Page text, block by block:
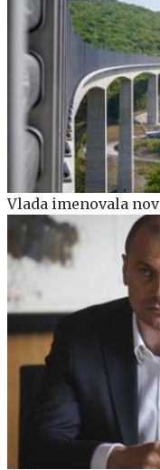
Vlada imenovala